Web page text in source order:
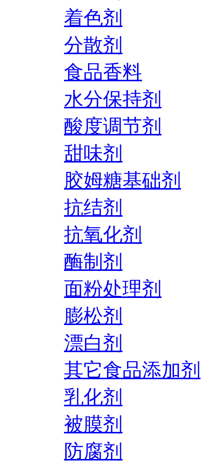
着色剂
分散剂
食品香料
水分保持剂
酸度调节剂
甜味剂
胶姆糖基础剂
抗结剂
抗氧化剂
酶制剂
面粉处理剂
膨松剂
漂白剂
其它食品添加剂
乳化剂
被膜剂
防腐剂